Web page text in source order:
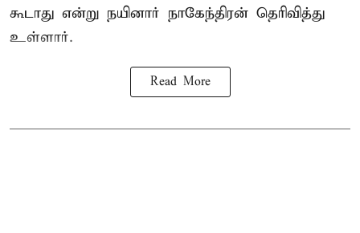
கூடாது என்று நயினார் நாகேந்திரன் தெரிவித்து
உள்ளார்.
Read More